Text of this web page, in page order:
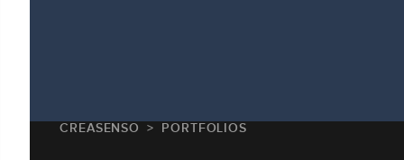
CREASENSO PORTFOLIOS